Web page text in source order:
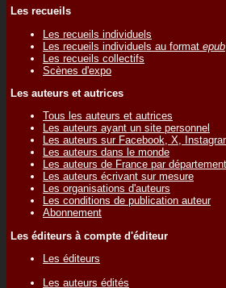
Les recueils
Les recueils individuels
Les recueils individuels au format epub
Les recueils collectifs
Scènes d'expo
Les auteurs et autrices
Tous les auteurs et autrices
Les auteurs ayant un site personnel
Les auteurs sur Facebook, X,
Les auteurs dans le monde
Les auteurs de France par département
Les auteurs écrivant sur mesure
Les organisations d'auteurs
Les conditions de publication auteur
Abonnement
Les éditeurs à compte d'éditeur
Les éditeurs
Les auteurs édités